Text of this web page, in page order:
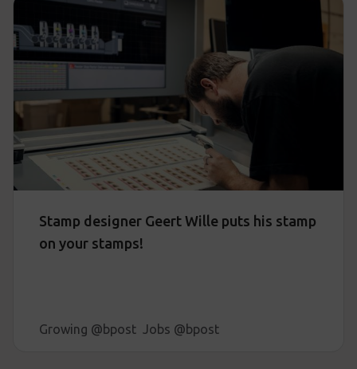
Stamp designer Geert Wille puts his stamp
on your stamps!
Growing @bpost Jobs @bpost